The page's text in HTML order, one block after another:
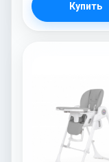
Купить